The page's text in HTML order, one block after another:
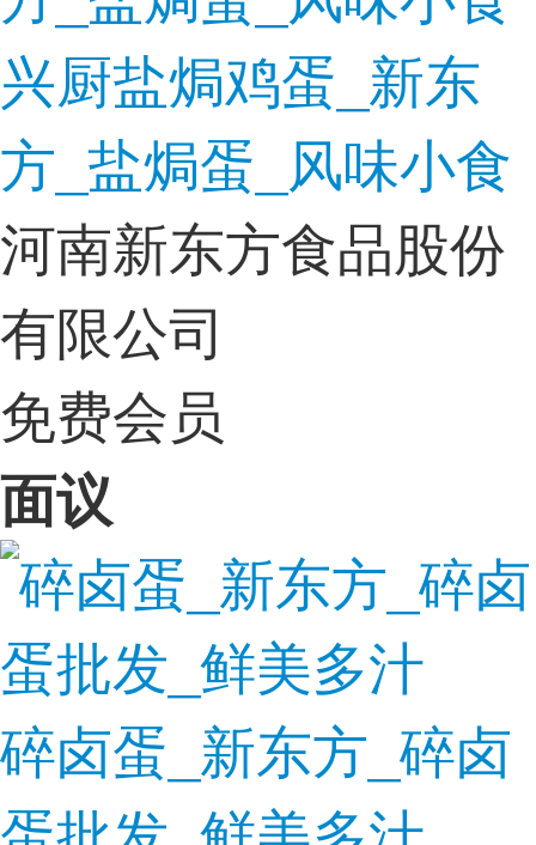
兴厨盐焗鸡蛋_新东
方_盐焗蛋_风味小食
河南新东方食品股份
有限公司
免费会员
面议
碎卤蛋_新东方_碎卤